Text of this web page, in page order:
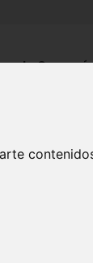
Carmesí